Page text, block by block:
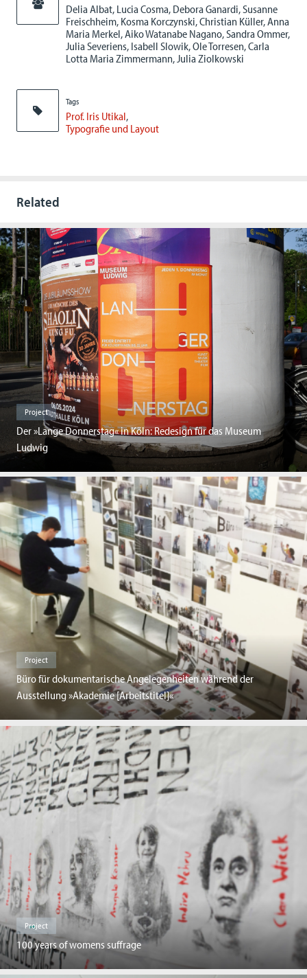
Delia Albat, Lucia Cosma, Debora Ganardi, Susanne
Freischheim, Kosma Korczynski, Christian Küller, Anna
Maria Merkel, Aiko Watanabe Nagano, Sandra Ommer,
Julia Severiens, Isabell Slowik, Ole Torresen, Carla
Lotta Maria Zimmermann, Julia Ziolkowski
Tags
Prof. Iris Utikal
Typografie und Layout
Related
Project
Der »Lange Donnerstag« in Köln: Redesign für das Museum
Ludwig
Project
Büro für dokumentarische Angelegenheiten während der
Ausstellung »Akademie [Arbeitstitel]«
Project
100 years of womens suffrage